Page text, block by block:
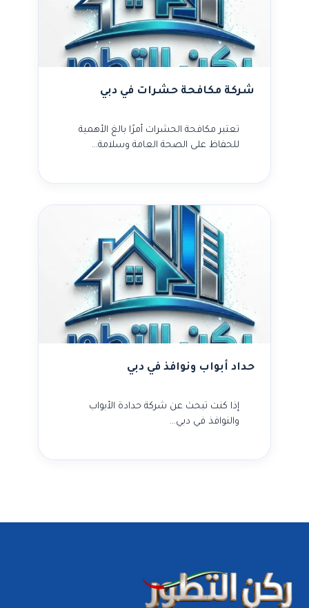
شركة مكافحة حشرات في دبي
تعتبر مكافحة الحشرات أمرًا بالغ الأهمية
للحفاظ على الصحة العامة وسلامة…
حداد أبواب ونوافذ في دبي
إذا كنت تبحث عن شركة حدادة الأبواب
والنوافذ في دبي…